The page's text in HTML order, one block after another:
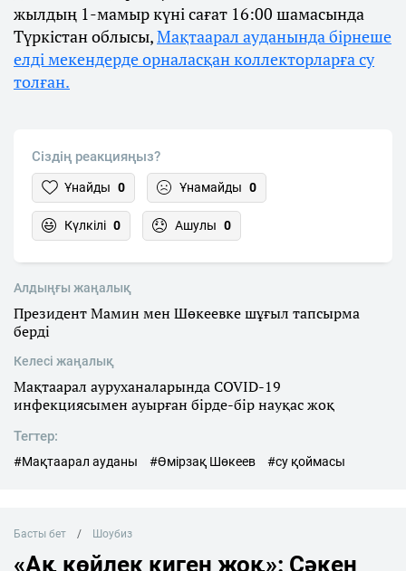
жылдың 1-мамыр күні сағат 16:00 шамасында
Түркістан облысы,Мақтаарал ауданында бірнеше
елді мекендерде орналасқан коллекторларға су
толған.
Сіздің реакцияңыз?
Ұнайды 0 Ұнамайды 0
Күлкілі 0 Ашулы 0
Алдыңғы жаңалық
Президент Мамин мен Шөкеевке шұғыл тапсырма
берді
Келесі жаңалық
Мақтаарал ауруханаларында COVID-19
инфекциясымен ауырған бірде-бір науқас жоқ
Тегтер:
#Мақтаарал ауданы #Өмірзақ Шөкеев #су қоймасы
Басты бет Шоубиз
«Ақ көйлек киген жоқ»: Сәкен